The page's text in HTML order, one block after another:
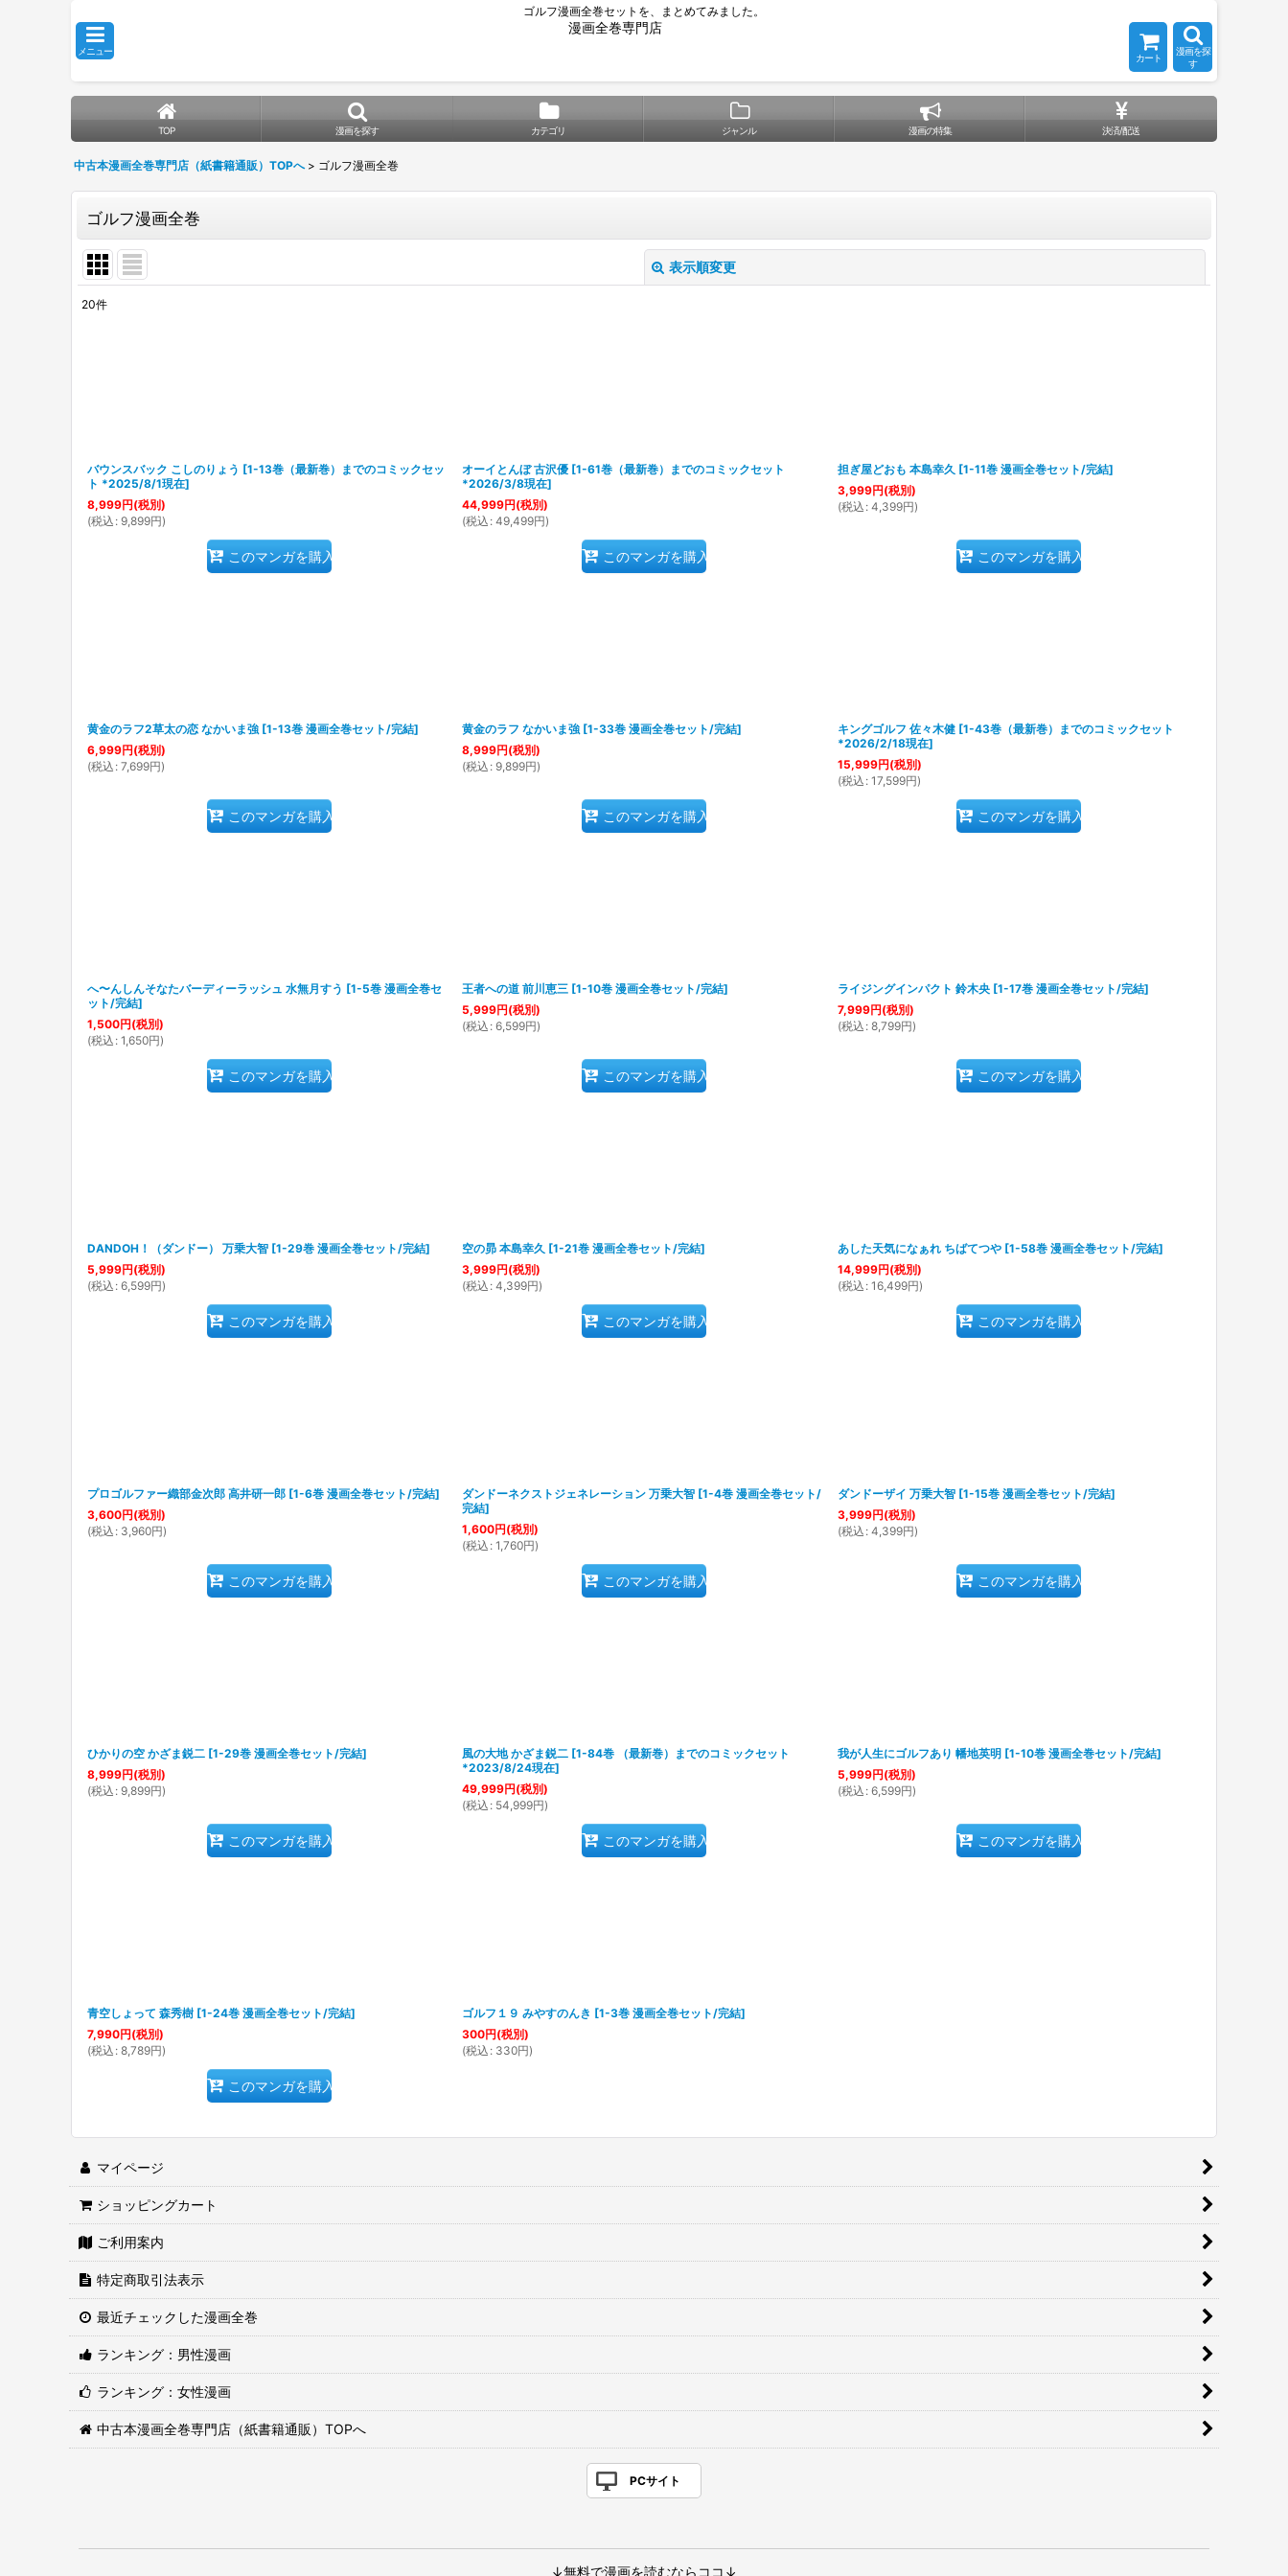
ゴルフ漫画全巻セットを、まとめてみました。
メニュー
漫画全巻専門店
カート
漫画を探
す
TOP 漫画を探す カテゴリ ジャンル 漫画の特集 決済/配送
中古本漫画全巻専門店（紙書籍通販）TOPへ > ゴルフ漫画全巻
ゴルフ漫画全巻
表示順変更
20件
バウンスバック こしのりょう [1-13巻（最新巻）までのコミックセッ
ト *2025/8/1現在]
8,999円(税別)
(税込 : 9,899円)
このマンガを購入
オーイとんぼ 古沢優 [1-61巻（最新巻）までのコミックセット
*2026/3/8現在]
44,999円(税別)
(税込 : 49,499円)
このマンガを購入
担ぎ屋どおも 本島幸久 [1-11巻 漫画全巻セット/完結]
3,999円(税別)
(税込 : 4,399円)
このマンガを購入
黄金のラフ2草太の恋 なかいま強 [1-13巻 漫画全巻セット/完結]
6,999円(税別)
(税込 : 7,699円)
このマンガを購入
黄金のラフ なかいま強 [1-33巻 漫画全巻セット/完結]
8,999円(税別)
(税込 : 9,899円)
このマンガを購入
キングゴルフ 佐々木健 [1-43巻（最新巻）までのコミックセット
*2026/2/18現在]
15,999円(税別)
(税込 : 17,599円)
このマンガを購入
へ〜んしんそなたバーディーラッシュ 水無月すう [1-5巻 漫画全巻セ
ット/完結]
1,500円(税別)
(税込 : 1,650円)
このマンガを購入
王者への道 前川恵三 [1-10巻 漫画全巻セット/完結]
5,999円(税別)
(税込 : 6,599円)
このマンガを購入
ライジングインパクト 鈴木央 [1-17巻 漫画全巻セット/完結]
7,999円(税別)
(税込 : 8,799円)
このマンガを購入
DANDOH！（ダンドー） 万乗大智 [1-29巻 漫画全巻セット/完結]
5,999円(税別)
(税込 : 6,599円)
このマンガを購入
空の昴 本島幸久 [1-21巻 漫画全巻セット/完結]
3,999円(税別)
(税込 : 4,399円)
このマンガを購入
あした天気になぁれ ちばてつや [1-58巻 漫画全巻セット/完結]
14,999円(税別)
(税込 : 16,499円)
このマンガを購入
プロゴルファー織部金次郎 高井研一郎 [1-6巻 漫画全巻セット/完結]
3,600円(税別)
(税込 : 3,960円)
このマンガを購入
ダンドーネクストジェネレーション 万乗大智 [1-4巻 漫画全巻セット/
完結]
1,600円(税別)
(税込 : 1,760円)
このマンガを購入
ダンドーザイ 万乗大智 [1-15巻 漫画全巻セット/完結]
3,999円(税別)
(税込 : 4,399円)
このマンガを購入
ひかりの空 かざま鋭二 [1-29巻 漫画全巻セット/完結]
8,999円(税別)
(税込 : 9,899円)
このマンガを購入
風の大地 かざま鋭二 [1-84巻 （最新巻）までのコミックセット
*2023/8/24現在]
49,999円(税別)
(税込 : 54,999円)
このマンガを購入
我が人生にゴルフあり 幡地英明 [1-10巻 漫画全巻セット/完結]
5,999円(税別)
(税込 : 6,599円)
このマンガを購入
青空しょって 森秀樹 [1-24巻 漫画全巻セット/完結]
7,990円(税別)
(税込 : 8,789円)
このマンガを購入
ゴルフ１９ みやすのんき [1-3巻 漫画全巻セット/完結]
300円(税別)
(税込 : 330円)
マイページ
ショッピングカート
ご利用案内
特定商取引法表示
最近チェックした漫画全巻
ランキング：男性漫画
ランキング：女性漫画
中古本漫画全巻専門店（紙書籍通販）TOPへ
PCサイト
↓無料で漫画を読むならココ↓